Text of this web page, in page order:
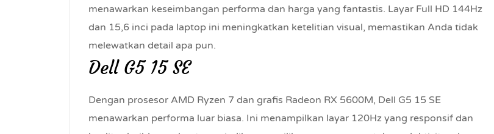
menawarkan keseimbangan performa dan harga yang fantastis. Layar Full HD 144Hz
dan 15,6 inci pada laptop ini meningkatkan ketelitian visual, memastikan Anda tidak
melewatkan detail apa pun.
Dell G5 15 SE
Dengan prosesor AMD Ryzen 7 dan grafis Radeon RX 5600M, Dell G5 15 SE
menawarkan performa luar biasa. Ini menampilkan layar 120Hz yang responsif dan